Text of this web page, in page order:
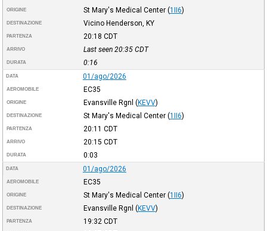
ORIGINE St Mary's Medical Center (1II6)
DESTINAZIONE Vicino Henderson, KY
PARTENZA 20:18 CDT
ARRIVO Last seen 20:35 CDT
DURATA 0:16
DATA 01/ago/2026
AEROMOBILE EC35
ORIGINE Evansville Rgnl (KEVV)
DESTINAZIONE St Mary's Medical Center (1II6)
PARTENZA 20:11 CDT
ARRIVO 20:15 CDT
DURATA 0:03
DATA 01/ago/2026
AEROMOBILE EC35
ORIGINE St Mary's Medical Center (1II6)
DESTINAZIONE Evansville Rgnl (KEVV)
PARTENZA 19:32 CDT